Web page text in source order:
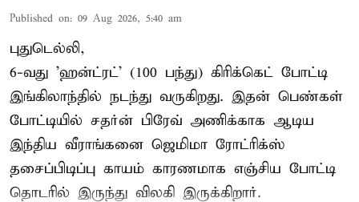
Published on: 09 Aug 2026, 5:40 am
புதுடெல்லி,
6-வது 'ஹன்ட்ரட்' (100 பந்து) கிரிக்கெட் போட்டி
இங்கிலாந்தில் நடந்து வருகிறது. இதன் பெண்கள்
போட்டியில் சதர்ன் பிரேவ் அணிக்காக ஆடிய
இந்திய வீராங்கனை ஜெமிமா ரோட்ரிக்ஸ்
தசைப்பிடிப்பு காயம் காரணமாக எஞ்சிய போட்டி
தொடரில் இருந்து விலகி இருக்கிறார்.